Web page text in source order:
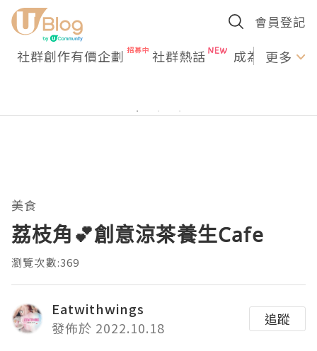
會員登記
社群創作有價企劃 社群熱話 成為U更多
美食
荔枝角💕創意涼茶養生Cafe
瀏覽次數:369
Eatwithwings
發佈於 2022.10.18
追蹤